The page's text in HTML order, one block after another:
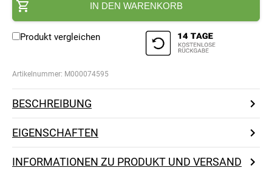
IN DEN WARENKORB
Produkt vergleichen
Artikelnummer: M000074595
BESCHREIBUNG
EIGENSCHAFTEN
INFORMATIONEN ZU PRODUKT UND VERSAND